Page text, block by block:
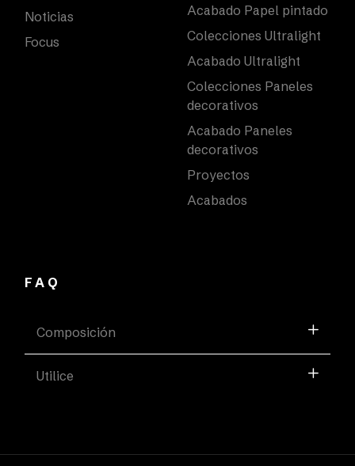
Noticias
Focus
Acabado Papel pintado
Colecciones Ultralight
Acabado Ultralight
Colecciones Paneles
decorativos
Acabado Paneles
decorativos
Proyectos
Acabados
FAQ
Composición
Utilice